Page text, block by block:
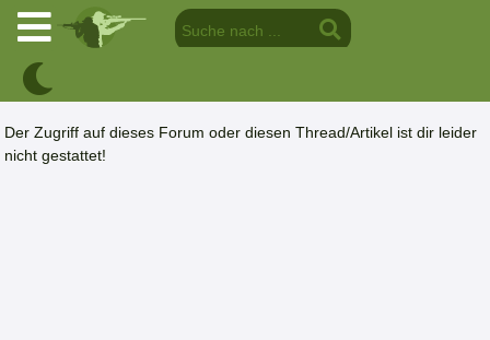
Der Zugriff auf dieses Forum oder diesen Thread/Artikel ist dir leider
nicht gestattet!